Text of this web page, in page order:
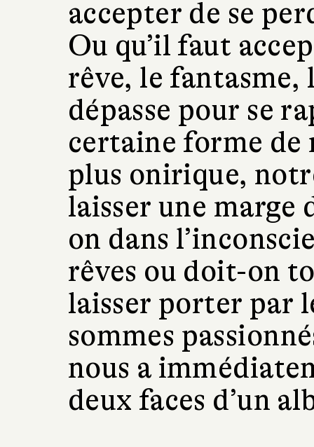
accepter de se
Ou qu’il faut
rêve, le fantasme,
dépasse pour se
certaine forme
plus onirique,
laisser une marge
on dans
rêves ou doit-on
laisser porter par
sommes
nous a
deux faces d’un